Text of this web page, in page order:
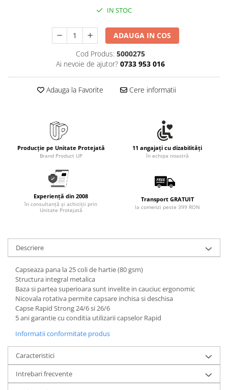
Markere diverse
Carioci si creioane colorate
Rezerve instrumente scris
Curatenie si igiena
Produse Antibacteriene
Articole pentru baie
Articole pentru bucatarie
Hartie igienica, prosoape hartie si
geamuri, mobila
Articole pentru birou, suprafete,
pardoseli
Intretinere si odorizante masina
Saci de gunoi
Accesorii pentru curatenie
Tipografie si stampile
Formulare tipizate
Caiete si blocnotesuri
personalizate
Stampile, tusiere si tus
IN STOC
ADAUGA IN COS
Cod Produs: 5000275
Ai nevoie de ajutor? 0733 953 016
Adauga la Favorite Cere informatii
Producție pe Unitate Protejată
Brand Product UP
11 angajați cu dizabilități
în echipa noastră
Experiență din 2008
în consultanță și achiziții prin
Unitate Protejată
Transport GRATUIT
la comenzi peste 399 RON
Descriere
Capseaza pana la 25 coli de hartie (80 gsm)
Structura integral metalica
Baza si partea superioara sunt invelite in cauciuc ergonomic
Nicovala rotativa permite capsare inchisa si deschisa
Capse Rapid Strong 24/6 si 26/6
5 ani garantie cu conditia utilizarii capselor Rapid
Informatii conformitate produs
Caracteristici
Intrebari frecvente